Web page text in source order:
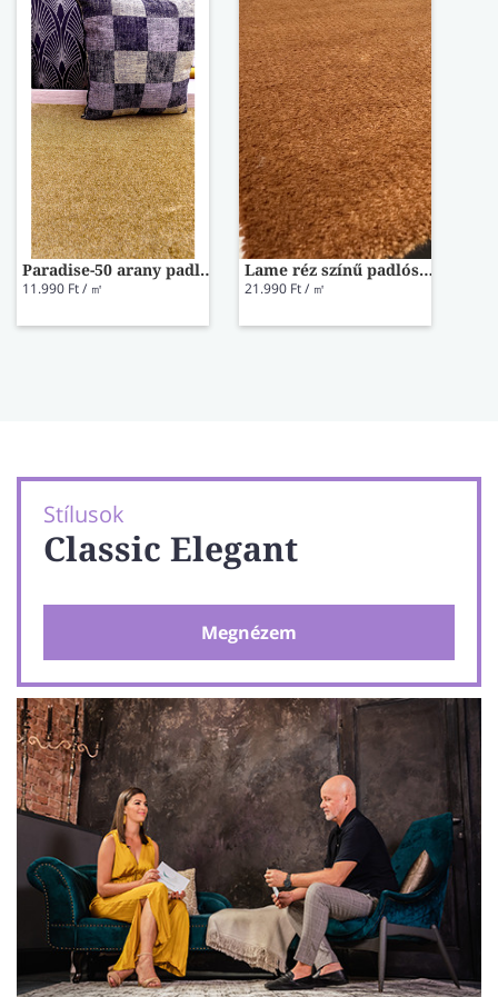
Paradise-50 arany padlószőnyeg 400 cm-es
11.990 Ft / ㎡
Lame réz színű padlószőnyeg 400 cm-es
21.990 Ft / ㎡
Stílusok
Classic Elegant
Megnézem